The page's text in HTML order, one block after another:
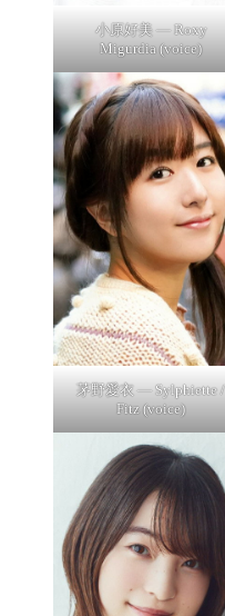
小原好美 — Roxy
Migurdia (voice)
茅野愛衣 — Sylphiette /
Fitz (voice)